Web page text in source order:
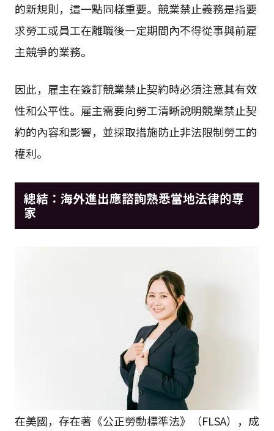
的新規則，這一點同樣重要。競業禁止義務是指要
求勞工或員工在離職後一定期間內不得從事與前雇
主競爭的業務。
因此，雇主在簽訂競業禁止契約時必須注意其有效
性和公平性。雇主需要向勞工清晰說明競業禁止契
約的內容和影響，並採取措施防止非法限制勞工的
權利。
總結：海外進出應諮詢熟悉當地法律的專
家
在美國，存在著《公正勞動標準法》（FLSA），成